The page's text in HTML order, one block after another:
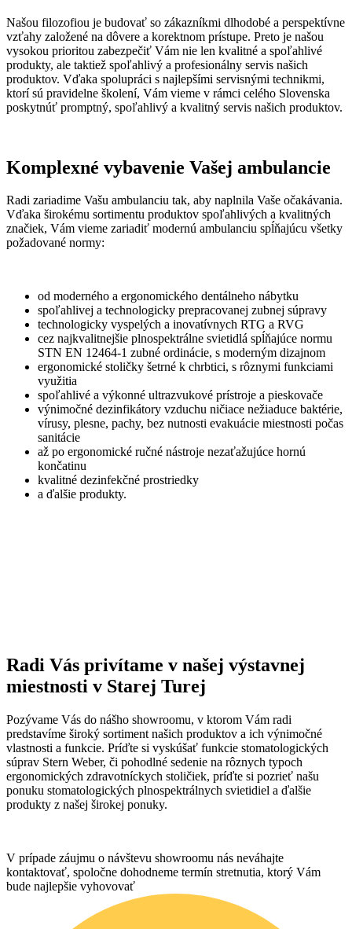
Našou filozofiou je budovať so zákazníkmi dlhodobé a perspektívne
vzťahy založené na dôvere a korektnom prístupe. Preto je našou
vysokou prioritou zabezpečiť Vám nie len kvalitné a spoľahlivé
produkty, ale taktiež spoľahlivý a profesionálny servis našich
produktov. Vďaka spolupráci s najlepšími servisnými technikmi,
ktorí sú pravidelne školení, Vám vieme v rámci celého Slovenska
poskytnúť promptný, spoľahlivý a kvalitný servis našich produktov.
Komplexné vybavenie Vašej ambulancie
Radi zariadime Vašu ambulanciu tak, aby naplnila Vaše očakávania.
Vďaka širokému sortimentu produktov spoľahlivých a kvalitných
značiek, Vám vieme zariadiť modernú ambulanciu spĺňajúcu všetky
požadované normy:
od moderného a ergonomického dentálneho nábytku
spoľahlivej a technologicky prepracovanej zubnej súpravy
technologicky vyspelých a inovatívnych RTG a RVG
cez najkvalitnejšie plnospektrálne svietidlá spĺňajúce normu
STN EN 12464-1 zubné ordinácie, s moderným dizajnom
ergonomické stoličky šetrné k chrbtici, s rôznymi funkciami
využitia
spoľahlivé a výkonné ultrazvukové prístroje a pieskovače
výnimočné dezinfikátory vzduchu ničiace nežiaduce baktérie,
vírusy, plesne, pachy, bez nutnosti evakuácie miestnosti počas
sanitácie
až po ergonomické ručné nástroje nezaťažujúce hornú
končatinu
kvalitné dezinfekčné prostriedky
a ďalšie produkty.
Radi Vás privítame v našej výstavnej
miestnosti v Starej Turej
Pozývame Vás do nášho showroomu, v ktorom Vám radi
predstavíme široký sortiment našich produktov a ich výnimočné
vlastnosti a funkcie. Príďte si vyskúšať funkcie stomatologických
súprav Stern Weber, či pohodlné sedenie na rôznych typoch
ergonomických zdravotníckych stoličiek, príďte si pozrieť našu
ponuku stomatologických plnospektrálnych svietidiel a ďalšie
produkty z našej širokej ponuky.
V prípade záujmu o návštevu showroomu nás neváhajte
kontaktovať, spoločne dohodneme termín stretnutia, ktorý Vám
bude najlepšie vyhovovať